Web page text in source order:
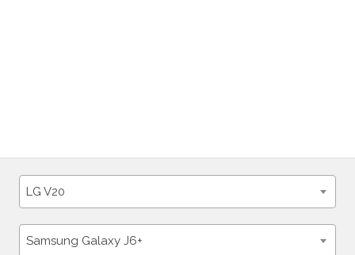
LG V20
Samsung Galaxy J6+